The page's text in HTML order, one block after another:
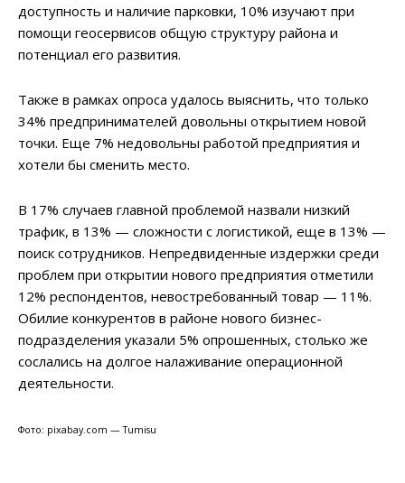
доступность и наличие парковки, 10% изучают при
помощи геосервисов общую структуру района и
потенциал его развития.
Также в рамках опроса удалось выяснить, что только
34% предпринимателей довольны открытием новой
точки. Еще 7% недовольны работой предприятия и
хотели бы сменить место.
В 17% случаев главной проблемой назвали низкий
трафик, в 13% — сложности с логистикой, еще в 13% —
поиск сотрудников. Непредвиденные издержки среди
проблем при открытии нового предприятия отметили
12% респондентов, невостребованный товар — 11%.
Обилие конкурентов в районе нового бизнес-
подразделения указали 5% опрошенных, столько же
сослались на долгое налаживание операционной
деятельности.
Фото: pixabay.com — Tumisu